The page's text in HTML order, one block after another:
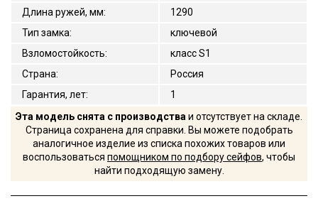
Длина ружей, мм:
1290
Тип замка:
ключевой
Взломостойкость:
класс S1
Страна:
Россия
Гарантия, лет:
1
Эта модель снята с производства и отсутствует на складе.
Страница сохранена для справки. Вы можете подобрать
аналогичное изделие из списка похожих товаров или
воспользоваться помощником по подбору сейфов, чтобы
найти подходящую замену.